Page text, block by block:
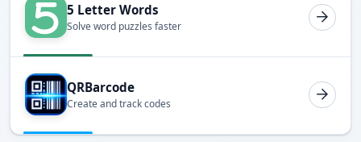
5 Letter Words
Solve word puzzles faster
QRBarcode
Create and track codes